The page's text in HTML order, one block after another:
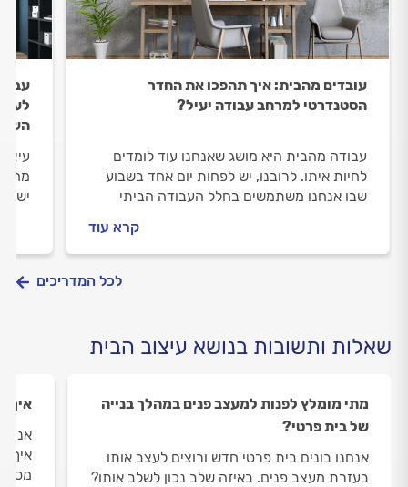
עובדים מהבית: איך תהפכו את החדר
הסטנדרטי למרחב עבודה יעיל?
עבודה מהבית היא מושג שאנחנו עוד לומדים
לחיות איתו. לרובנו, יש לפחות יום אחד בשבוע
שבו אנחנו משתמשים בחלל העבודה הביתי
הפרדה בין מקום העבודה לחיים הפרטיים, מה
שהופך את התהליך לקצת יותר מורכב.
קרא עוד
לכל המדריכים
שאלות ותשובות בנושא עיצוב הבית
מתי מומלץ לפנות למעצב פנים במהלך בנייה
של בית פרטי?
אנחנו בונים בית פרטי חדש ורוצים לעצב אותו
בעזרת מעצב פנים. באיזה שלב נכון לשלב אותו?
איך
אני
איך